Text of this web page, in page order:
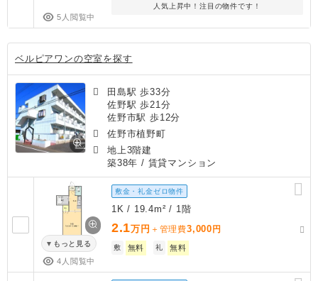
5人閲覧中
人気上昇中！注目の物件です！
ベルピアワンの空室を探す
田島駅 歩33分
佐野駅 歩21分
佐野市駅 歩12分
佐野市植野町
地上3階建
築38年 / 賃貸マンション
もっと見る
4人閲覧中
敷金・礼金ゼロ物件
1K / 19.4m² / 1階
2.1万円 ＋管理費3,000 円
敷 無料 礼 無料